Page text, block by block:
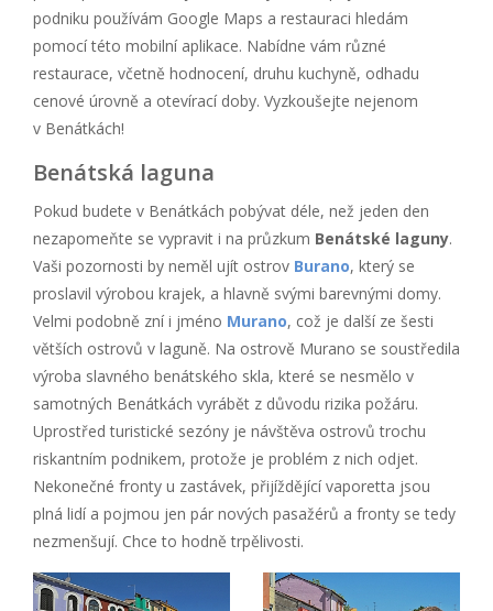
podniku používám Google Maps a restauraci hledám
pomocí této mobilní aplikace. Nabídne vám různé
restaurace, včetně hodnocení, druhu kuchyně, odhadu
cenové úrovně a otevírací doby. Vyzkoušejte nejenom
v Benátkách!
Benátská laguna
Pokud budete v Benátkách pobývat déle, než jeden den
nezapomeňte se vypravit i na průzkum Benátské laguny.
Vaši pozornosti by neměl ujít ostrov Burano, který se
proslavil výrobou krajek, a hlavně svými barevnými domy.
Velmi podobně zní i jméno Murano, což je další ze šesti
větších ostrovů v laguně. Na ostrově Murano se soustředila
výroba slavného benátského skla, které se nesmělo v
samotných Benátkách vyrábět z důvodu rizika požáru.
Uprostřed turistické sezóny je návštěva ostrovů trochu
riskantním podnikem, protože je problém z nich odjet.
Nekonečné fronty u zastávek, přijíždějící vaporetta jsou
plná lidí a pojmou jen pár nových pasažérů a fronty se tedy
nezmenšují. Chce to hodně trpělivosti.